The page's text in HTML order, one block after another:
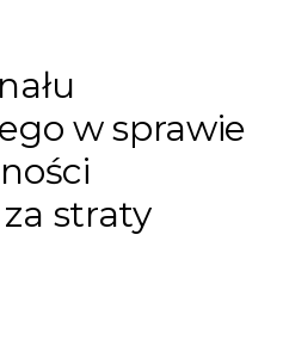
w sprawie
straty